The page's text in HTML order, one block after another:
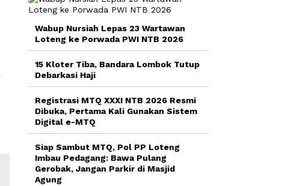
Wabup Nursiah Lepas 23 Wartawan
Loteng ke Porwada PWI NTB 2026
15 Kloter Tiba, Bandara Lombok Tutup
Debarkasi Haji
Registrasi MTQ XXXI NTB 2026 Resmi
Dibuka, Pertama Kali Gunakan Sistem
Digital e-MTQ
Siap Sambut MTQ, Pol PP Loteng
Imbau Pedagang: Bawa Pulang
Gerobak, Jangan Parkir di Masjid
Agung